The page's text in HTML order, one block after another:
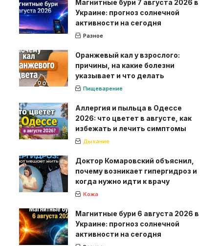
Магнитные бури 7 августа 2026 в
Украине: прогноз солнечной
активности на сегодня
Разное
Оранжевый кал у взрослого:
причины, на какие болезни
указывает и что делать
Пищеварение
Аллергия и пыльца в Одессе
2026: что цветет в августе, как
избежать и лечить симптомы
Дыхание
Доктор Комаровский объяснил,
почему возникает гипергидроз и
когда нужно идти к врачу
Кожа
Магнитные бури 6 августа 2026 в
Украине: прогноз солнечной
активности на сегодня